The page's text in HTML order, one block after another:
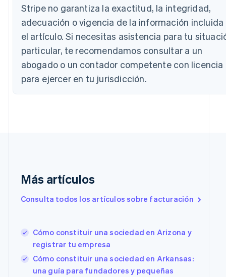
Stripe no garantiza la exactitud, la integridad,
adecuación o vigencia de la información incluida
el artículo. Si necesitas asistencia para tu
particular, te recomendamos consultar a un
abogado o un contador competente con licencia
para ejercer en tu jurisdicción.
Más artículos
Consulta todos los artículos sobre facturación
Cómo constituir una sociedad en Arizona y
registrar tu empresa
Cómo constituir una sociedad en Arkansas:
una guía para fundadores y pequeñas
NederlandsFrançaisDeutschEnglish
Brasil
PortuguêsEnglish
Bulgaria
English
Canadá
EnglishFrançais
China continental
Chipre
Eslovaquia
Eslovenia
EspañolEnglish
Estados Unidos
Estonia
English